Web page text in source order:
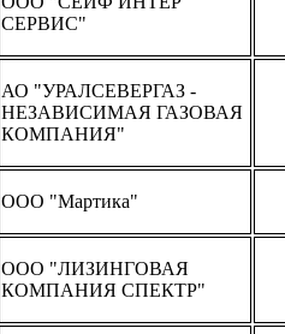
СЕРВИС"
АО "УРАЛСЕВЕРГАЗ -
НЕЗАВИСИМАЯ ГАЗОВАЯ
КОМПАНИЯ"
ООО "Мартика"
ООО "ЛИЗИНГОВАЯ
КОМПАНИЯ СПЕКТР"